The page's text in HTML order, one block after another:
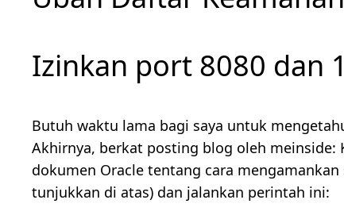
Izinkan port 8080 dan
Butuh waktu lama bagi saya untuk
Akhirnya, berkat posting blog oleh meinside:
dokumen Oracle tentang cara
tunjukkan di atas) dan jalankan perintah ini: